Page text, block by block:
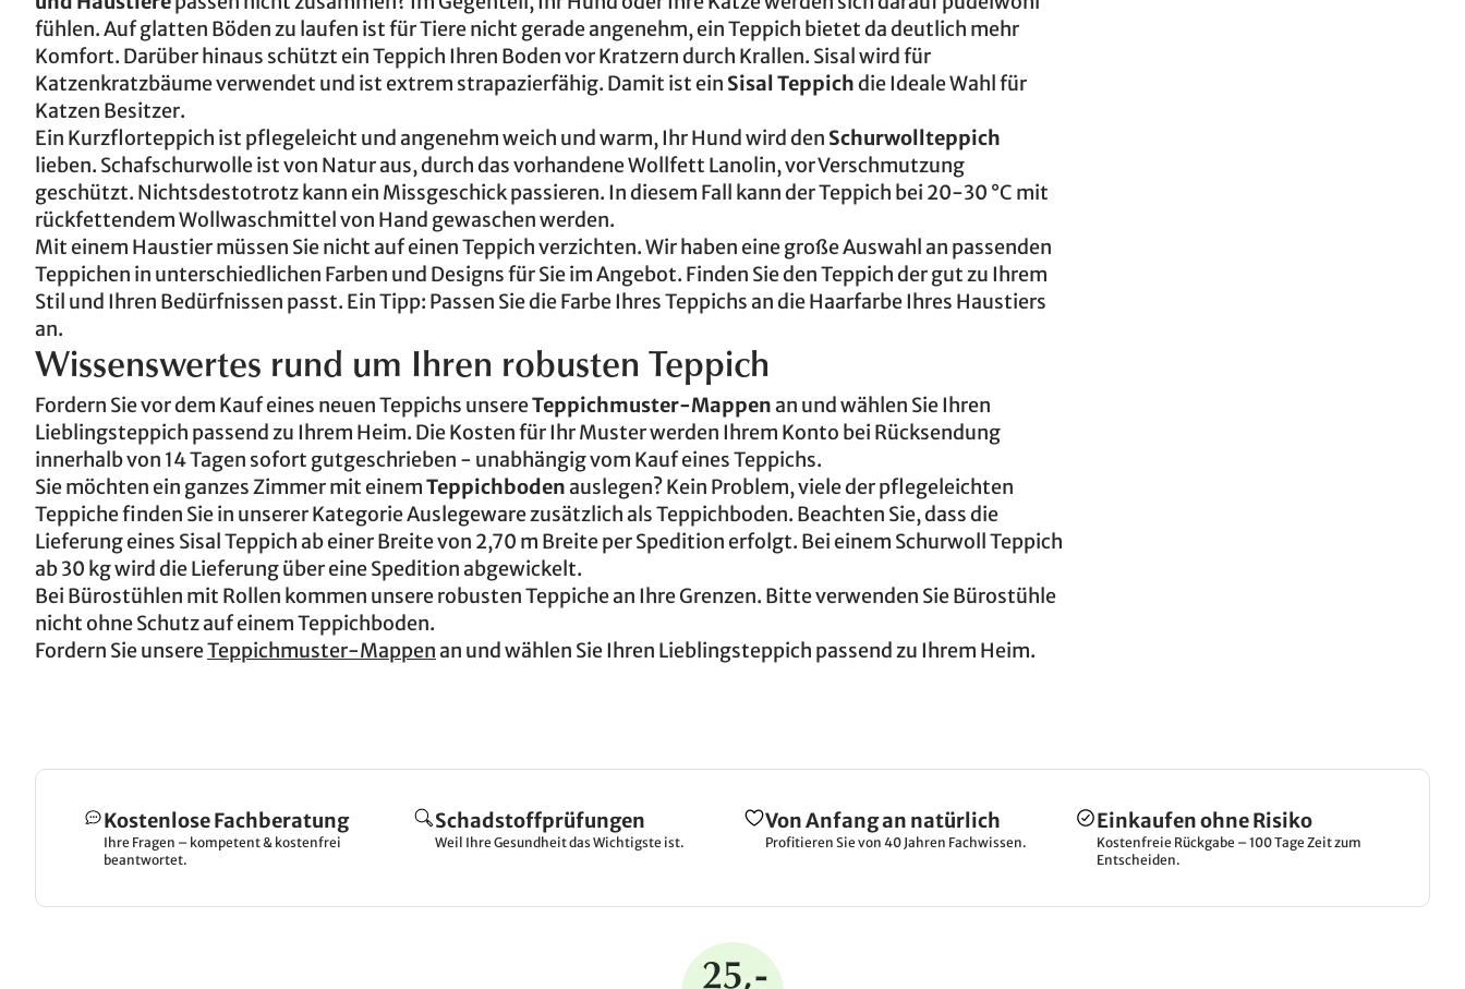
fühlen. Auf glatten Böden zu laufen ist für Tiere nicht gerade angenehm, ein Teppich bietet da deutlich mehr
Komfort. Darüber hinaus schützt ein Teppich Ihren Boden vor Kratzern durch Krallen. Sisal wird für
Katzenkratzbäume verwendet und ist extrem strapazierfähig. Damit ist ein Sisal Teppichdie Ideale Wahl für
Katzen Besitzer.
Ein Kurzflorteppich ist pflegeleicht und angenehm weich und warm, Ihr Hund wird den Schurwollteppich
lieben. Schafschurwolle ist von Natur aus, durch das vorhandene Wollfett Lanolin, vor Verschmutzung
geschützt. Nichtsdestotrotz kann ein Missgeschick passieren. In diesem Fall kann der Teppich bei 20-30 °C mit
rückfettendem Wollwaschmittel von Hand gewaschen werden.
Mit einem Haustier müssen Sie nicht auf einen Teppich verzichten. Wir haben eine große Auswahl an passenden
Teppichen in unterschiedlichen Farben und Designs für Sie im Angebot. Finden Sie den Teppich der gut zu Ihrem
Stil und Ihren Bedürfnissen passt. Ein Tipp: Passen Sie die Farbe Ihres Teppichs an die Haarfarbe Ihres Haustiers
an.
Wissenswertes rund um Ihren robusten Teppich
Fordern Sie vor dem Kauf eines neuen Teppichs unsereTeppichmuster-Mappenan und wählen Sie Ihren
Lieblingsteppich passend zu Ihrem Heim. Die Kosten für Ihr Muster werden Ihrem Konto bei Rücksendung
innerhalb von 14 Tagen sofort gutgeschrieben - unabhängig vom Kauf eines Teppichs.
Sie möchten ein ganzes Zimmer mit einemTeppichbodenauslegen? Kein Problem, viele der pflegeleichten
Teppiche finden Sie in unserer Kategorie Auslegeware zusätzlich als Teppichboden. Beachten Sie, dass die
Lieferung eines Sisal Teppich ab einer Breite von 2,70 m Breite per Spedition erfolgt. Bei einem Schurwoll Teppich
ab 30 kg wird die Lieferung über eine Spedition abgewickelt.
Bei Bürostühlen mit Rollen kommen unsere robusten Teppiche an Ihre Grenzen. Bitte verwenden Sie Bürostühle
nicht ohne Schutz auf einem Teppichboden.
Fordern Sie unsereTeppichmuster-Mappenan und wählen Sie Ihren Lieblingsteppich passend zu Ihrem Heim.
Kostenlose Fachberatung
Ihre Fragen – kompetent & kostenfrei
beantwortet.
Schadstoffprüfungen
Weil Ihre Gesundheit das Wichtigste ist.
Von Anfang an natürlich
Profitieren Sie von 40 Jahren Fachwissen.
Einkaufen ohne Risiko
Kostenfreie Rückgabe – 100 Tage Zeit zum
Entscheiden.